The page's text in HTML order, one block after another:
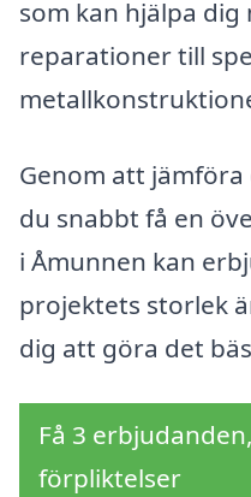
som kan hjälpa
reparationer till
Genom att
du snabbt få en
i Åmunnen kan
projektets storlek
dig att göra det
Få 3
förpliktelser